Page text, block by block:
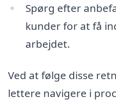
Spørg efter
kunder for at få
arbejdet.
Ved at følge disse
lettere navigere i